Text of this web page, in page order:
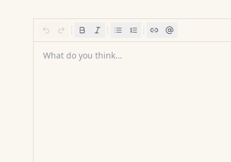
What do you think...